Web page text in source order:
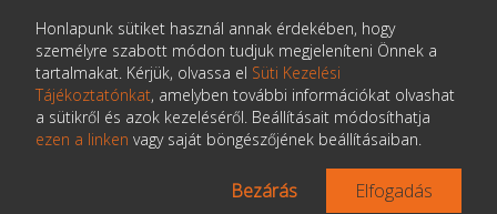
© Copyright Gárdos Mosonyi Tomori Ügyvédi Iroda
postmaster@gmtlegal.hu
Data privacy notice
Made the page:Pentacom
Honlapunk sütiket használ annak érdekében, hogy
személyre szabott módon tudjuk megjeleníteni Önnek a
tartalmakat. Kérjük, olvassa el Süti Kezelési
Tájékoztatónkat, amelyben további információkat olvashat
a sütikről és azok kezeléséről. Beállításait módosíthatja
ezen a linken vagy saját böngészőjének beállításaiban.
Bezárás Elfogadás